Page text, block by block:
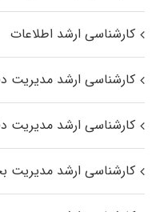
کارشناسی ارشد اطلاعات
کارشناسی ارشد مدیریت
کارشناسی ارشد مدیریت
کارشناسی ارشد مدیریت